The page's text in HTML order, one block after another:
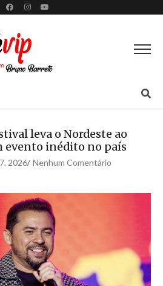
leva o Nordeste ao
evento inédito no país
2026/ Nenhum Comentário